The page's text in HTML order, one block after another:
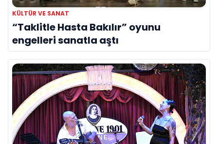
KÜLTÜR VE SANAT
“Taklitle Hasta Bakılır” oyunu
engelleri sanatla aştı